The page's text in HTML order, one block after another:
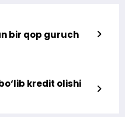
bir qop guruch
kredit olishi